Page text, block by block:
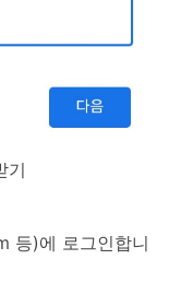
기
등)에 로그인합니